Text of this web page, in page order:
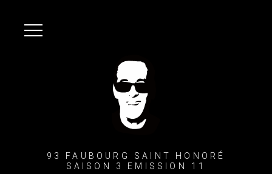
93 FAUBOURG SAINT HONORÉ
SAISON 3 EMISSION 11